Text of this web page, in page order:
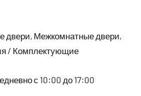
двери, Межкомнатные двери,
/ Комплектующие
с 10:00 до 17:00